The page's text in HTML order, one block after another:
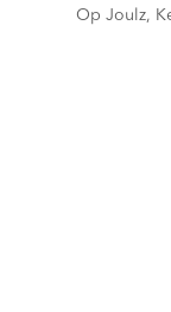
Op Joulz,